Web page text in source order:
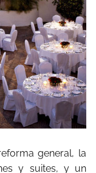
general, la
y suites, y un